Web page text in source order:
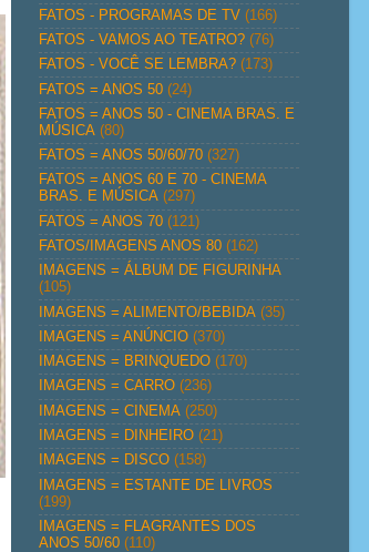
FATOS - PROGRAMAS DE TV (166)
FATOS - VAMOS AO TEATRO? (76)
FATOS - VOCÊ SE LEMBRA? (173)
FATOS = ANOS 50 (24)
FATOS = ANOS 50 - CINEMA BRAS. E
MÚSICA (80)
FATOS = ANOS 50/60/70 (327)
FATOS = ANOS 60 E 70 - CINEMA
BRAS. E MÚSICA (297)
FATOS = ANOS 70 (121)
FATOS/IMAGENS ANOS 80 (162)
IMAGENS = ÁLBUM DE FIGURINHA
(105)
IMAGENS = ALIMENTO/BEBIDA (35)
IMAGENS = ANÚNCIO (370)
IMAGENS = BRINQUEDO (170)
IMAGENS = CARRO (236)
IMAGENS = CINEMA (250)
IMAGENS = DINHEIRO (21)
IMAGENS = DISCO (158)
IMAGENS = ESTANTE DE LIVROS
(199)
IMAGENS = FLAGRANTES DOS
ANOS 50/60 (110)